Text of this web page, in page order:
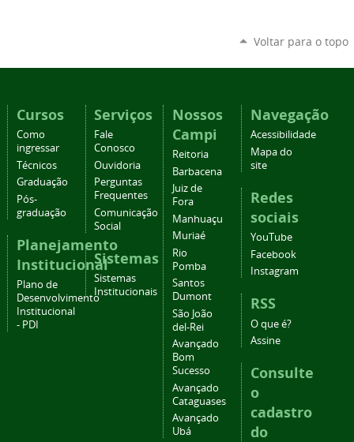
Voltar para o topo
Cursos
Como
ingressar
Técnicos
Graduação
Pós-
graduação
Planejamento
Institucional
Plano de
Desenvolvimento
Institucional
- PDI
Serviços
Fale
Conosco
Ouvidoria
Perguntas
Frequentes
Comunicação
Social
Sistemas
Sistemas
Institucionais
Nossos
Campi
Reitoria
Barbacena
Juiz de
Fora
Manhuaçu
Muriaé
Rio
Pomba
Santos
Dumont
São João
del-Rei
Avançado
Bom
Sucesso
Avançado
Cataguases
Avançado
Ubá
Navegação
Acessibilidade
Mapa do
site
Redes
sociais
YouTube
Facebook
Instagram
RSS
O que é?
Assine
Consulte
o
cadastro
do